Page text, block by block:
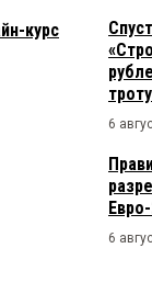
курс
6
6